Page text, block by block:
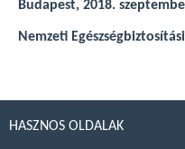
Budapest, 2018.
Nemzeti
HASZNOS OLDALAK